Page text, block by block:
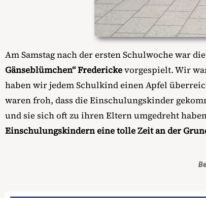
Am Samstag nach der ersten Schulwoche war
Gänseblümchen“ Frederickevorgespielt. Wir
haben wir jedem Schulkind einen Apfel
waren froh, dass die Einschulungskinder
und sie sich oft zu ihren Eltern umgedreht
Einschulungskindern eine tolle Zeit an der